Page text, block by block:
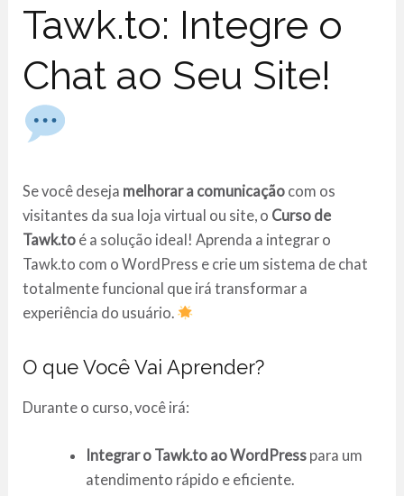
Tawk.to: Integre o
Chat ao Seu Site!
Se você deseja melhorar a comunicação com os
visitantes da sua loja virtual ou site, o Curso de
Tawk.to é a solução ideal! Aprenda a integrar o
Tawk.to com o WordPress e crie um sistema de chat
totalmente funcional que irá transformar a
experiência do usuário.
O que Você Vai Aprender?
Durante o curso, você irá:
Integrar o Tawk.to ao WordPresspara um
atendimento rápido e eficiente.